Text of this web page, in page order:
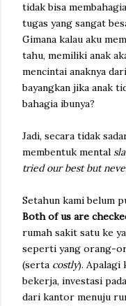
tidak bisa
tugas yang sangat
Gimana kalau aku
tahu, memiliki anak
mencintai anaknya
bayangkan jika anak
bahagia ibunya?
Jadi, secara tidak
membentuk mental
tried our best but
Setahun kami belum
Both of us are
rumah sakit satu ke
seperti yang orang-
(serta costly). Apalagi
bekerja, investasi
dari kantor menuju